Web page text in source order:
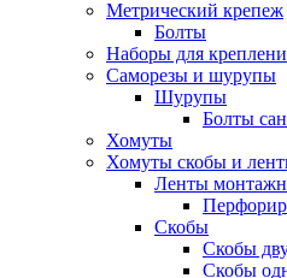
Метрический крепеж
Болты
Наборы для
Саморезы и шурупы
Шурупы
Болты
Хомуты
Хомуты скобы и
Ленты
Скобы
Скобы
Скобы